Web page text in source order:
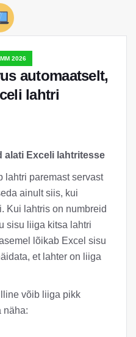
2026
automaatselt,
lahtri
alati Exceli lahtritesse
lahtri paremast servast
ainult siis, kui
Kui lahtris on numbreid
sisu liiga kitsa lahtri
lõikab Excel sisu
et lahter on liiga
võib liiga pikk
näha: